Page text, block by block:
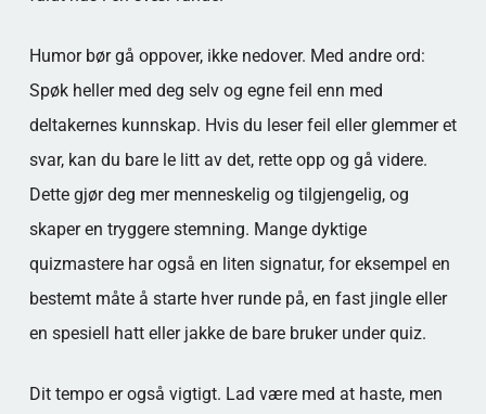
Humor bør gå oppover, ikke nedover. Med andre ord:
Spøk heller med deg selv og egne feil enn med
deltakernes kunnskap. Hvis du leser feil eller glemmer et
svar, kan du bare le litt av det, rette opp og gå videre.
Dette gjør deg mer menneskelig og tilgjengelig, og
skaper en tryggere stemning. Mange dyktige
quizmastere har også en liten signatur, for eksempel en
bestemt måte å starte hver runde på, en fast jingle eller
en spesiell hatt eller jakke de bare bruker under quiz.
Dit tempo er også vigtigt. Lad være med at haste, men